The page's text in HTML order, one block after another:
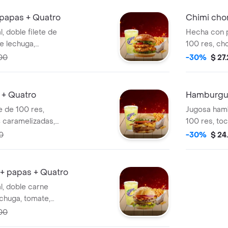
+ Quatro
doble filete de
lechuga,
tocineta
Chimi
Hecha con
100 res,
mozarella,
Quatro
-30% $
Quatro
de 100 res,
Jugosa
100 res,
mozzarella,
-30% $
papas + Quatro
doble carne
tomate,
ahumada,